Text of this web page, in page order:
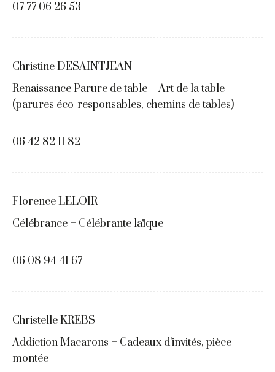
07 77 06 26 53
Christine DESAINTJEAN
Renaissance Parure de table – Art de la table
(parures éco-responsables, chemins de tables)
06 42 82 11 82
Florence LELOIR
Célébrance – Célébrante laïque
06 08 94 41 67
Christelle KREBS
Addiction Macarons – Cadeaux d’invités, pièce
montée